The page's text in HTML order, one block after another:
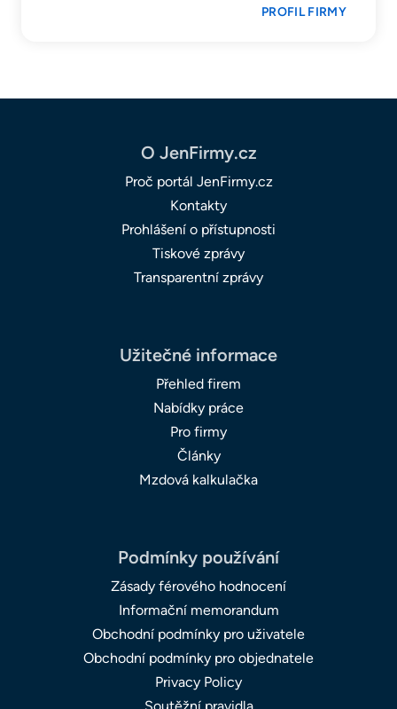
PROFIL FIRMY
O JenFirmy.cz
Proč portál JenFirmy.cz
Kontakty
Prohlášení o přístupnosti
Tiskové zprávy
Transparentní zprávy
Užitečné informace
Přehled firem
Nabídky práce
Pro firmy
Články
Mzdová kalkulačka
Podmínky používání
Zásady férového hodnocení
Informační memorandum
Obchodní podmínky pro uživatele
Obchodní podmínky pro objednatele
Privacy Policy